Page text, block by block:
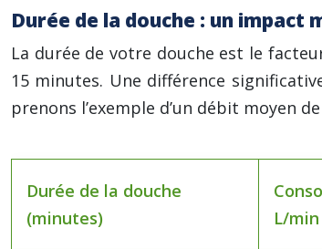
Durée de la douche : un impact
La durée de votre douche est le
15 minutes. Une différence
prenons l’exemple d’un débit moyen
Durée de la douche
(minutes)
L/min